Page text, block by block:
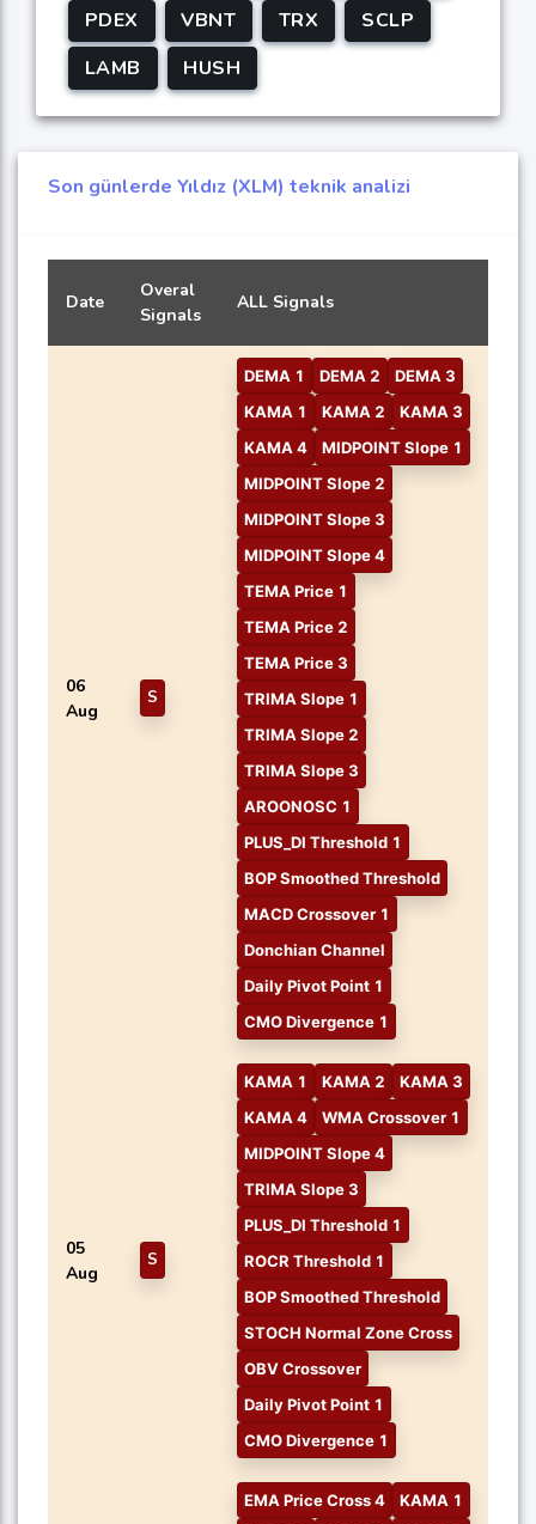
PDEX VBNT TRX
SCLP
LAMB
HUSH
Son günlerde Yıldız (XLM) teknik analizi
Date
Overal
Signals
ALL Signals
06
Aug
S
DEMA 1 DEMA 2
DEMA 3
KAMA 1
KAMA 2
KAMA 3
KAMA 4
MIDPOINT Slope 1
MIDPOINT Slope 2
MIDPOINT Slope 3
MIDPOINT Slope 4
TEMA Price 1
TEMA Price 2
TEMA Price 3
TRIMA Slope 1
TRIMA Slope 2
TRIMA Slope 3
AROONOSC 1
PLUS_DI Threshold 1
BOP Smoothed Threshold
MACD Crossover 1
Donchian Channel
Daily Pivot Point 1
CMO Divergence 1
05
Aug
S
KAMA 1 KAMA 2
KAMA 3
KAMA 4
WMA Crossover 1
MIDPOINT Slope 4
TRIMA Slope 3
PLUS_DI Threshold 1
ROCR Threshold 1
BOP Smoothed Threshold
STOCH Normal Zone Cross
OBV Crossover
Daily Pivot Point 1
CMO Divergence 1
EMA Price Cross 4
KAMA 1